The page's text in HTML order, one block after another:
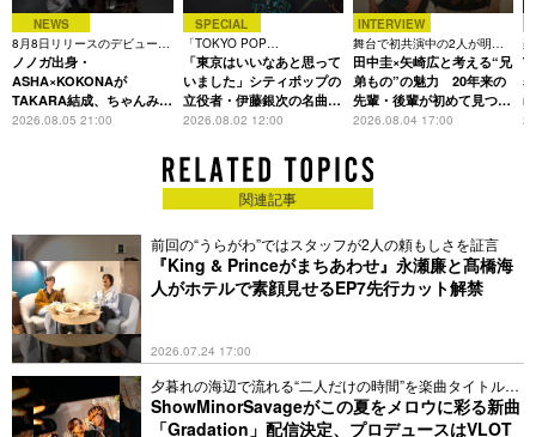
バンド結成10周年を迎えた2023年は、『Attitude』以来4年ぶ
り5枚目のオリジナルフルアルバム『ANTENNA』を7月5日
（水）にリリース、7月8日(土)9日(日)にさいたまスーパーアリ
ーナ、7月15日(土)16日(日)に大阪城ホール、8月3日(木)4日
(金)にＡichi Sky Expoにて自身最大規模のアリーナツアー
『Mrs. GREEN APPLE ARENA TOUR 2023 “NOAH no
HAKOBUNE”』、さらに8月12日(土)13日(日)には初のドームラ
イブ『Mrs. GREEN APPLE DOME LIVE 2023 “Atlantis”』を埼
玉・ベルーナドーム（西武ドーム）で開催した。「第65回日本
レコード大賞」において「ケセラセラ」で「レコード大賞」を
受賞、「第74回NHK 紅白歌合戦」への初出場を「ダンスホー
ル」で果たした。
2024年1月に映画「サイレントラブ」主題歌「ナハトムジー
ク」をリリース、4月12日(金)に最新シングルとしてTVアニメ
「忘却バッテリー」オープニング・テーマ「ライラック」をリ
リースした。
主要ストリーミングサービスにおいて「Magic」「ケセラセ
NEWS
8月8日リリースのデビュー曲
は「Time is money」
ノノガ出身・
ASHA×KOKONAが
TAKARA結成、ちゃんみな
主宰レーベル第2弾アーテ
2026.08.05 21:00
SPECIAL
「TOKYO POP
CHRONICLE」特集
「東京はいいなあと思って
いました」シティポップの
立役者・伊藤銀次の名曲回
想録
2026.08.02 12:00
INTERVIEW
舞台で初共演中の2人が明か
す、今の自分をつくる恩人の
存在
田中圭×矢崎広と考える“兄
弟もの”の魅力 20年来の
先輩・後輩が初めて見つけ
た互いの共通点とは
2026.08.04 17:00
関連記事
前回の“うらがわ”ではスタッフが2人の頼もしさを証言
『King & Princeがまちあわせ』永瀬廉と髙橋海
人がホテルで素顔見せるEP7先行カット解禁
2026.07.24 17:00
夕暮れの海辺で流れる“二人だけの時間”を楽曲タイトルで
表現
ShowMinorSavageがこの夏をメロウに彩る新曲
「Gradation」配信決定、プロデュースはVLOT